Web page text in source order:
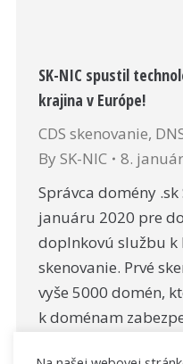
SK-NIC spustil
krajina v Európe!
CDS skenovanie,
By SK-NIC
8.
Správca domény .sk
januáru 2020 pre
doplnkovú službu k
skenovanie. Prvé
vyše 5000 domén,
k doménam
DNSSEC, čím sa